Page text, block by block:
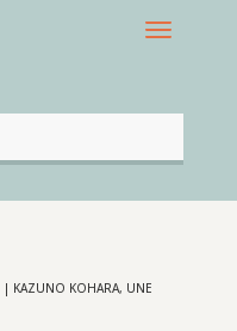
| KAZUNO KOHARA, UNE